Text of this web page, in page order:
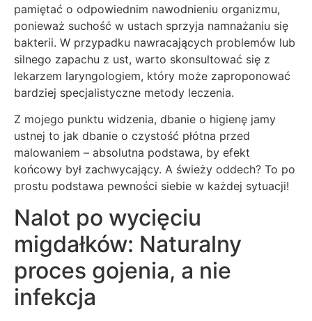
pamiętać o odpowiednim nawodnieniu organizmu,
ponieważ suchość w ustach sprzyja namnażaniu się
bakterii. W przypadku nawracających problemów lub
silnego zapachu z ust, warto skonsultować się z
lekarzem laryngologiem, który może zaproponować
bardziej specjalistyczne metody leczenia.
Z mojego punktu widzenia, dbanie o higienę jamy
ustnej to jak dbanie o czystość płótna przed
malowaniem – absolutna podstawa, by efekt
końcowy był zachwycający. A świeży oddech? To po
prostu podstawa pewności siebie w każdej sytuacji!
Nalot po wycięciu
migdałków: Naturalny
proces gojenia, a nie
infekcja